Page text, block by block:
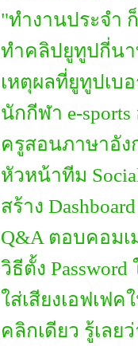
"ทำงานประจำ
ทำคลิปยูทูปกี่นา
เหตุผลที่ยูทูปเบ
นักกีฬา e-
ครูสอนภาษาอั
หัวหน้าทีม
สร้าง
Q&A ตอบคอมเ
วิธีตั้ง
ใส่เสียงเอฟเฟค
คลิกเดียว รู้เลย